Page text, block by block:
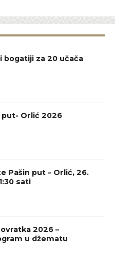
bogatiji za 20 učača
put- Orlić 2026
Pašin put – Orlić, 26.
sati
2026 –
u džematu